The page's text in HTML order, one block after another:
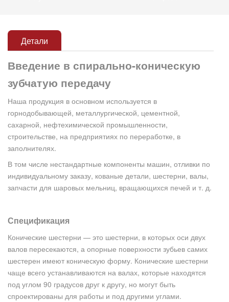
Детали
Введение в спирально-коническую
зубчатую передачу
Наша продукция в основном используется в
горнодобывающей, металлургической, цементной,
сахарной, нефтехимической промышленности,
строительстве, на предприятиях по переработке, в
заполнителях.
В том числе нестандартные компоненты машин, отливки по
индивидуальному заказу, кованые детали, шестерни, валы,
запчасти для шаровых мельниц, вращающихся печей и т. д.
Спецификация
Конические шестерни — это шестерни, в которых оси двух
валов пересекаются, а опорные поверхности зубьев самих
шестерен имеют коническую форму. Конические шестерни
чаще всего устанавливаются на валах, которые находятся
под углом 90 градусов друг к другу, но могут быть
спроектированы для работы и под другими углами.